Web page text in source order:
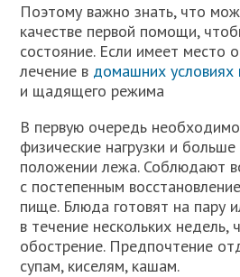
Поэтому важно знать, что
качестве первой помощи,
состояние. Если имеет место
лечение в домашних условиях
и щадящего режима
В первую очередь
физические нагрузки и
положении лежа. Соблюдают
с постепенным
пище. Блюда готовят на пару
в течение нескольких недель,
обострение. Предпочтение
супам, киселям, кашам.